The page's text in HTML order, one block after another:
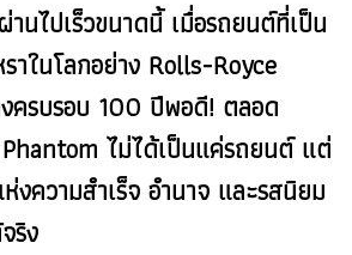
านไปเร็วขนาดนี้ เมื่อรถยนต์ที่เป็น
าในโลกอย่าง Rolls-Royce
ครบรอบ 100 ปีพอดี! ตลอด
ไม่ได้เป็นแค่รถยนต์ แต่
ความสำเร็จ อำนาจ และรสนิยม
ริง